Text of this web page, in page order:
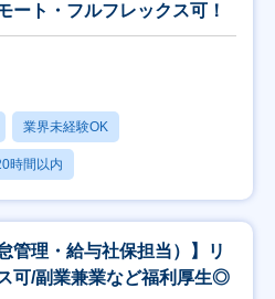
ート・フルフレックス可！
業界未経験OK
時間以内
管理・給与社保担当）】リ
可/副業兼業など福利厚生◎